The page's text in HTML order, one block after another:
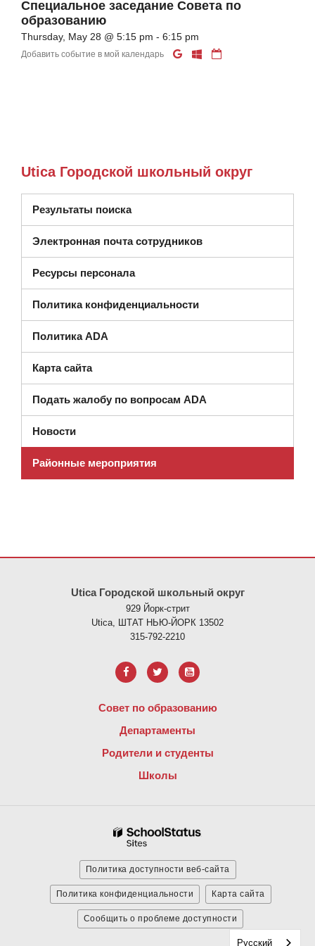
Специальное заседание Совета по
образованию
Thursday, May 28 @ 5:15 pm - 6:15 pm
Добавить событие в мой календарь
Utica Городской школьный округ
Результаты поиска
Электронная почта сотрудников
Ресурсы персонала
Политика конфиденциальности
Политика ADA
Карта сайта
Подать жалобу по вопросам ADA
Новости
Районные мероприятия
Utica Городской школьный округ
929 Йорк-стрит
Utica, ШТАТ НЬЮ-ЙОРК 13502
315-792-2210
Совет по образованию
Департаменты
Родители и студенты
Школы
Политика доступности веб-сайта
Политика конфиденциальности Карта сайта
Сообщить о проблеме доступности
Русский